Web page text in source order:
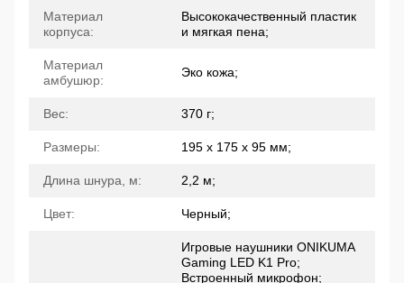
Материал
корпуса:
Высококачественный пластик
и мягкая пена;
Материал
амбушюр:
Эко кожа;
Вес: 370 г;
Размеры: 195 х 175 х 95 мм;
Длина шнура, м: 2,2 м;
Цвет: Черный;
Игровые наушники ONIKUMA
Gaming LED K1 Pro;
Встроенный микрофон;